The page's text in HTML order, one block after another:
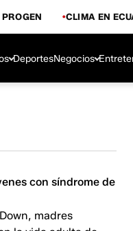
CLIMA EN
DeportesNegocios
con síndrome de
madres